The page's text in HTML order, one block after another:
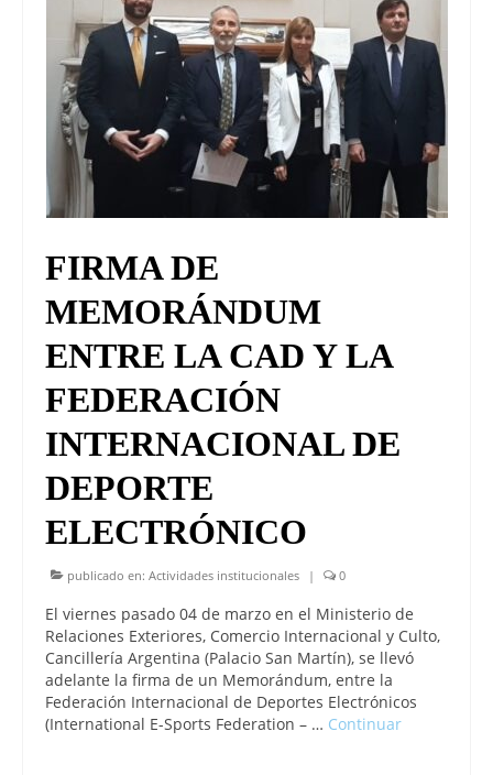
FIRMA DE
MEMORÁNDUM
ENTRE LA CAD Y LA
FEDERACIÓN
INTERNACIONAL DE
DEPORTE
ELECTRÓNICO
publicado en: Actividades institucionales | 0
El viernes pasado 04 de marzo en el Ministerio de
Relaciones Exteriores, Comercio Internacional y Culto,
Cancillería Argentina (Palacio San Martín), se llevó
adelante la firma de un Memorándum, entre la
Federación Internacional de Deportes Electrónicos
(International E-Sports Federation – … Continuar